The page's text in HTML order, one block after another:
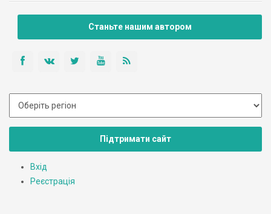
Станьте нашим автором
Підтримати сайт
Вхід
Реєстрація